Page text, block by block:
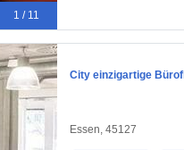
1 / 11
City einzigartige
Essen, 45127